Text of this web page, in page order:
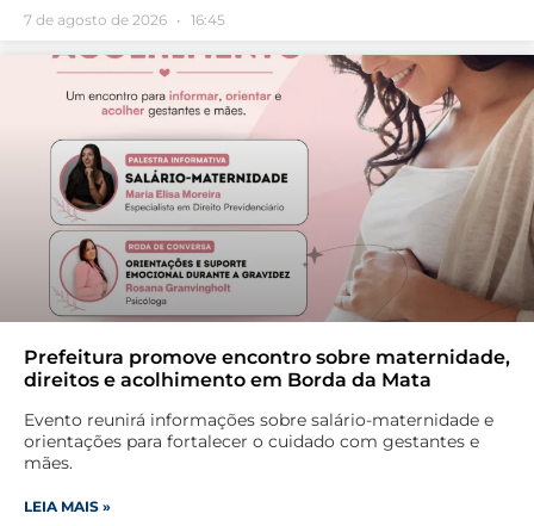
7 de agosto de 2026 16:45
Prefeitura promove encontro sobre maternidade,
direitos e acolhimento em Borda da Mata
Evento reunirá informações sobre salário-maternidade e
orientações para fortalecer o cuidado com gestantes e
mães.
LEIA MAIS »